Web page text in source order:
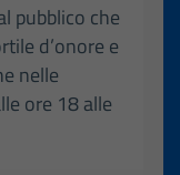
pubblico che
d’onore e
nelle
ore 18 alle